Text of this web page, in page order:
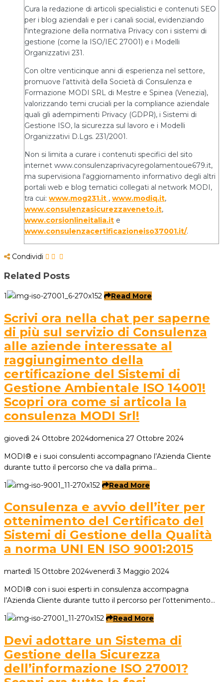
Cura la redazione di articoli specialistici e contenuti SEO
per i blog aziendali e per i canali social, evidenziando
l'integrazione della normativa Privacy con i sistemi di
gestione (come la ISO/IEC 27001) e i Modelli
Organizzativi 231.
Con oltre venticinque anni di esperienza nel settore,
promuove l’attività della Società di Consulenza e
Formazione MODI SRL di Mestre e Spinea (Venezia),
valorizzando temi cruciali per la compliance aziendale
quali gli adempimenti Privacy (GDPR), i Sistemi di
Gestione ISO, la sicurezza sul lavoro e i Modelli
Organizzativi D.Lgs. 231/2001.
Non si limita a curare i contenuti specifici del sito
internet www.consulenzaprivacyregolamentoue679.it,
ma supervisiona l'aggiornamento informativo degli altri
portali web e blog tematici collegati al network MODI,
tra cui: www.mog231.it , www.modiq.it,
www.consulenzasicurezzaveneto.it,
www.corsionlineitalia.it e
www.consulenzacertificazioneiso37001.it/.
Condividi
Related Posts
1 Read More
Scrivi ora nella chat per saperne
di più sul servizio di Consulenza
alle aziende interessate al
raggiungimento della
certificazione del Sistemi di
Gestione Ambientale ISO 14001!
Scopri ora come si articola la
consulenza MODI Srl!
giovedì 24 Ottobre 2024domenica 27 Ottobre 2024
MODI® e i suoi consulenti accompagnano l’Azienda Cliente
durante tutto il percorso che va dalla prima…
1
Read More
Consulenza e avvio dell’iter per
ottenimento del Certificato del
Sistemi di Gestione della Qualità
a norma UNI EN ISO 9001:2015
martedì 15 Ottobre 2024venerdì 3 Maggio 2024
MODI® con i suoi esperti in consulenza accompagna
l’Azienda Cliente durante tutto il percorso per l’ottenimento…
1
Read More
Devi adottare un Sistema di
Gestione della Sicurezza
dell’informazione ISO 27001?